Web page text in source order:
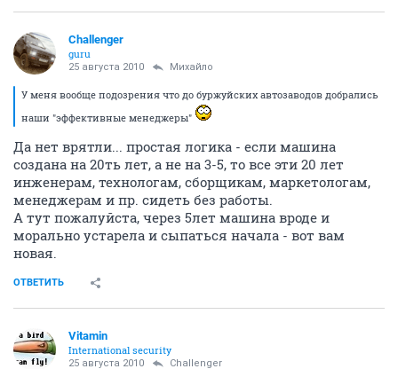
Challenger
guru
25 августа 2010 Михайло
У меня вообще подозрения что до буржуйских автозаводов добрались
наши "эффективные менеджеры"
Да нет врятли... простая логика - если машина
создана на 20ть лет, а не на 3-5, то все эти 20 лет
инженерам, технологам, сборщикам, маркетологам,
менеджерам и пр. сидеть без работы.
А тут пожалуйста, через 5лет машина вроде и
морально устарела и сыпаться начала - вот вам
новая.
ОТВЕТИТЬ
Vitamin
International security
25 августа 2010 Challenger